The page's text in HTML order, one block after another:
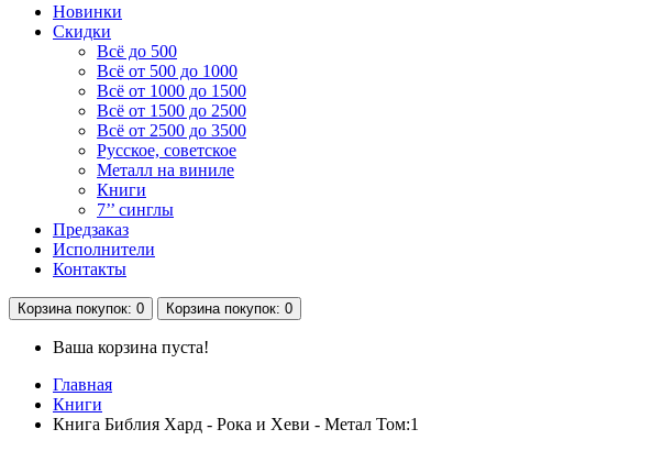
Новинки
Скидки
Всё до 500
Всё от 500 до 1000
Всё от 1000 до 1500
Всё от 1500 до 2500
Всё от 2500 до 3500
Русское, советское
Металл на виниле
Книги
7’’ синглы
Предзаказ
Исполнители
Контакты
Корзина покупок: 0 Корзина покупок: 0
Ваша корзина пуста!
Главная
Книги
Книга Библия Хард - Рока и Хеви - Метал Том:1